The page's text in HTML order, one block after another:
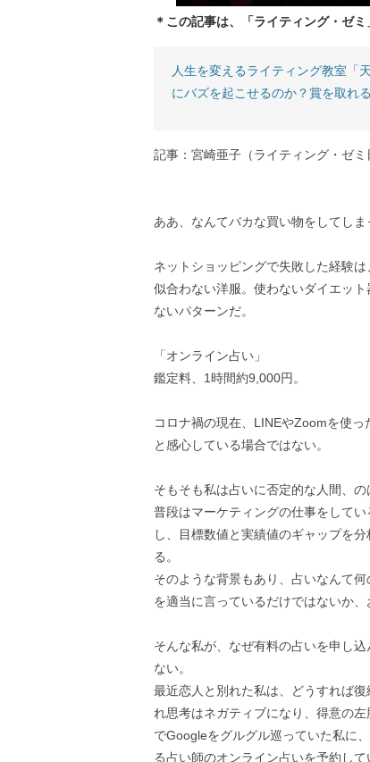
＊この記事は、「ライティング・ゼ
人生を変えるライティング教室「
にバズを起こせるのか？賞を取れ
記事：宮崎亜子（ライティング・ゼミ
ああ、なんてバカな買い物をしてし
ネットショッピングで失敗した経験は
似合わない洋服。使わないダイエッ
ないパターンだ。
「オンライン占い」
鑑定料、1時間約9,000円。
コロナ禍の現在、LINEやZoomを使
と感心している場合ではない。
そもそも私は占いに否定的な人間、の
普段はマーケティングの仕事をして
し、目標数値と実績値のギャップを
る。
そのような背景もあり、占いなんて
を適当に言っているだけではないか
そんな私が、なぜ有料の占いを申し
ない。
最近恋人と別れた私は、どうすれば
れ思考はネガティブになり、得意の
でGoogleをグルグル巡っていた私に
る占い師のオンライン占いを予約して